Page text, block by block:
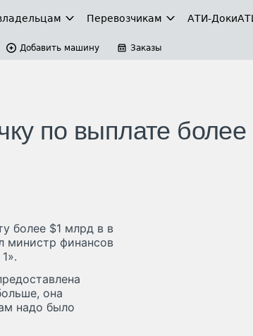
Перевозчикам АТИ-Доки
Добавить машину Заказы
по выплате более
более $1 млрд в в
министр финансов
она
надо было